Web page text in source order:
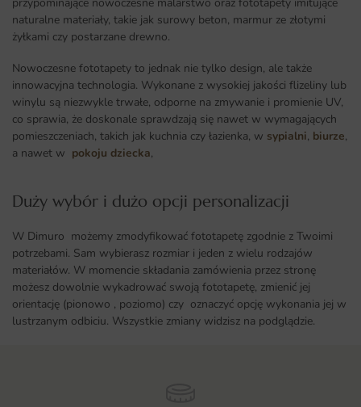
naturalne materiały, takie jak surowy beton, marmur ze złotymi
żyłkami czy postarzane drewno.
Nowoczesne fototapety to jednak nie tylko design, ale także
innowacyjna technologia. Wykonane z wysokiej jakości flizeliny lub
winylu są niezwykle trwałe, odporne na zmywanie i promienie UV,
co sprawia, że doskonale sprawdzają się nawet w wymagających
pomieszczeniach, takich jak kuchnia czy łazienka, w sypialni, biurze,
a nawet w pokoju dziecka,
Duży wybór i dużo opcji personalizacji ​
W Dimuro możemy zmodyfikować fototapetę zgodnie z Twoimi
potrzebami. Sam wybierasz rozmiar i jeden z wielu rodzajów
materiałów. W momencie składania zamówienia przez stronę
możesz dowolnie wykadrować swoją fototapetę, zmienić jej
orientację (pionowo , poziomo) czy oznaczyć opcję wykonania jej w
lustrzanym odbiciu. Wszystkie zmiany widzisz na podglądzie.